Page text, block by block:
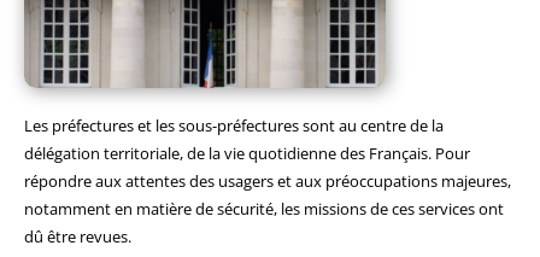
Les préfectures et les sous-préfectures sont au centre de la
délégation territoriale, de la vie quotidienne des Français. Pour
répondre aux attentes des usagers et aux préoccupations majeures,
notamment en matière de sécurité, les missions de ces services ont
dû être revues.